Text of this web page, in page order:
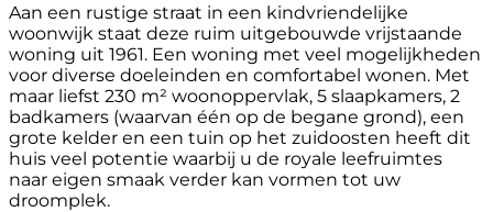
Aan een rustige straat in een kindvriendelijke
woonwijk staat deze ruim uitgebouwde vrijstaande
woning uit 1961. Een woning met veel mogelijkheden
voor diverse doeleinden en comfortabel wonen. Met
maar liefst 230 m² woonoppervlak, 5 slaapkamers, 2
badkamers (waarvan één op de begane grond), een
grote kelder en een tuin op het zuidoosten heeft dit
huis veel potentie waarbij u de royale leefruimtes
naar eigen smaak verder kan vormen tot uw
droomplek.